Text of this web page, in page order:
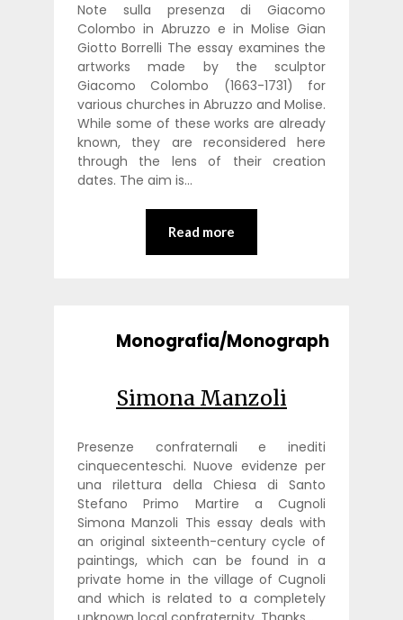
Note sulla presenza di Giacomo
Colombo in Abruzzo e in Molise Gian
Giotto Borrelli The essay examines the
artworks made by the sculptor
Giacomo Colombo (1663-1731) for
various churches in Abruzzo and Molise.
While some of these works are already
known, they are reconsidered here
through the lens of their creation
dates. The aim is…
Read more
Monografia/Monograph
Simona Manzoli
Presenze confraternali e inediti
cinquecenteschi. Nuove evidenze per
una rilettura della Chiesa di Santo
Stefano Primo Martire a Cugnoli
Simona Manzoli This essay deals with
an original sixteenth-century cycle of
paintings, which can be found in a
private home in the village of Cugnoli
and which is related to a completely